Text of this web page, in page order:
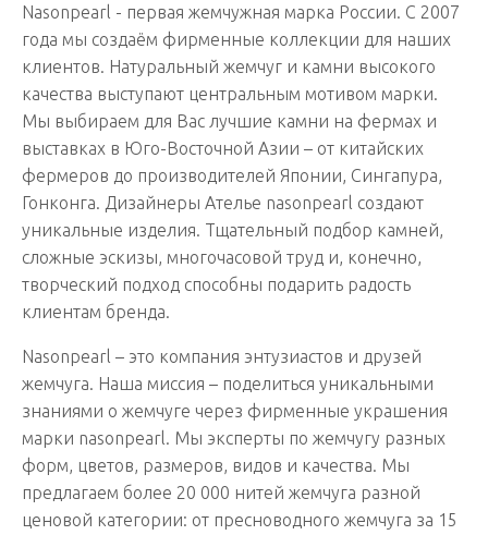
Nasonpearl - первая жемчужная марка России. С 2007
года мы создаём фирменные коллекции для наших
клиентов. Натуральный жемчуг и камни высокого
качества выступают центральным мотивом марки.
Мы выбираем для Вас лучшие камни на фермах и
выставках в Юго-Восточной Азии – от китайских
фермеров до производителей Японии, Сингапура,
Гонконга. Дизайнеры Ателье nasonpearl cоздают
уникальные изделия. Тщательный подбор камней,
сложные эскизы, многочасовой труд и, конечно,
творческий подход способны подарить радость
клиентам бренда.
Nasonpearl – это компания энтузиастов и друзей
жемчуга. Наша миссия – поделиться уникальными
знаниями о жемчуге через фирменные украшения
марки nasonpearl. Мы эксперты по жемчугу разных
форм, цветов, размеров, видов и качества. Мы
предлагаем более 20 000 нитей жемчуга разной
ценовой категории: от пресноводного жемчуга за 15